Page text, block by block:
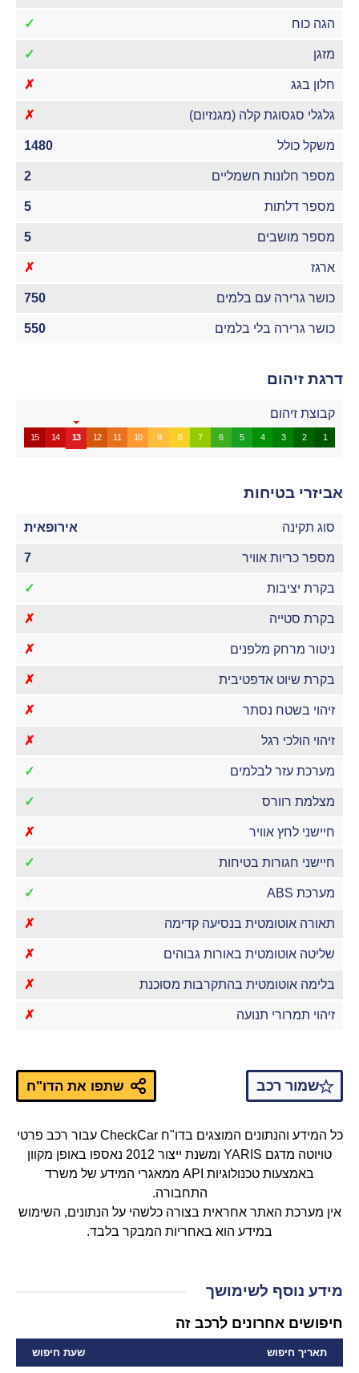
הגה כוח ✓
מזגן ✓
חלון בגג ✗
גלגלי סגסוגת קלה (מגנזיום) ✗
משקל כולל 1480
מספר חלונות חשמליים 2
מספר דלתות 5
מספר מושבים 5
ארגז ✗
כושר גרירה עם בלמים 750
כושר גרירה בלי בלמים 550
דרגת זיהום
קבוצת זיהום
1
2
3
4
5
6
7
8
9
10
11
12
13
14
15
אביזרי בטיחות
סוג תקינה אירופאית
מספר כריות אוויר 7
בקרת יציבות ✓
בקרת סטייה ✗
ניטור מרחק מלפנים ✗
בקרת שיוט אדפטיבית ✗
זיהוי בשטח נסתר ✗
זיהוי הולכי רגל ✗
מערכת עזר לבלמים ✓
מצלמת רוורס ✓
חיישני לחץ אוויר ✗
חיישני חגורות בטיחות ✓
מערכת ABS ✓
תאורה אוטומטית בנסיעה קדימה ✗
שליטה אוטומטית באורות גבוהים ✗
בלימה אוטומטית בהתקרבות מסוכנת ✗
זיהוי תמרורי תנועה ✗
שמור רכב שתפו את הדו"ח
כל המידע והנתונים המוצגים בדו"ח CheckCar עבור רכב פרטי
טויוטה מדגם YARIS ומשנת ייצור 2012 נאספו באופן מקוון
באמצעות טכנולוגיות API ממאגרי המידע של משרד
התחבורה.
אין מערכת האתר אחראית בצורה כלשהי על הנתונים, השימוש
במידע הוא באחריות המבקר בלבד.
מידע נוסף לשימושך
חיפושים אחרונים לרכב זה
תאריך חיפוש שעת חיפוש